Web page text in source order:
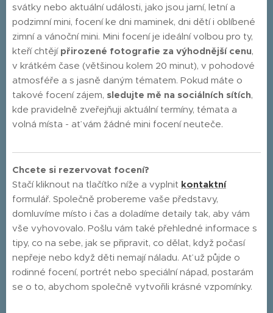
svátky nebo aktuální události, jako jsou jarní, letní a
podzimní mini, focení ke dni maminek, dni dětí i oblíbené
zimní a vánoční mini. Mini focení je ideální volbou pro ty,
kteří chtějí přirozené fotografie za výhodnější cenu,
v krátkém čase (většinou kolem 20 minut), v pohodové
atmosféře a s jasně daným tématem. Pokud máte o
takové focení zájem, sledujte mě na sociálních sítích,
kde pravidelně zveřejňuji aktuální termíny, témata a
volná místa - ať vám žádné mini focení neuteče.
Chcete si rezervovat focení?
Stačí kliknout na tlačítko níže a vyplnit kontaktní
formulář. Společně probereme vaše představy,
domluvíme místo i čas a doladíme detaily tak, aby vám
vše vyhovovalo. Pošlu vám také přehledné informace s
tipy, co na sebe, jak se připravit, co dělat, když počasí
nepřeje nebo když děti nemají náladu. Ať už půjde o
rodinné focení, portrét nebo speciální nápad, postarám
se o to, abychom společně vytvořili krásné vzpomínky.